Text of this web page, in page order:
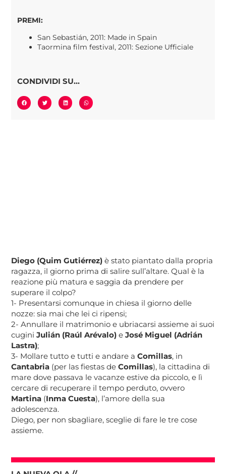
PREMI:
San Sebastián, 2011: Made in Spain
Taormina film festival, 2011: Sezione Ufficiale
CONDIVIDI SU...
Diego (Quim Gutiérrez) è stato piantato dalla propria
ragazza, il giorno prima di salire sull’altare. Qual è la
reazione più matura e saggia da prendere per
superare il colpo?
1- Presentarsi comunque in chiesa il giorno delle
nozze: sia mai che lei ci ripensi;
2- Annullare il matrimonio e ubriacarsi assieme ai suoi
cuginiJulián (Raúl Arévalo) eJosé Miguel (Adrián
Lastra);
3- Mollare tutto e tutti e andare aComillas, in
Cantabria (per las fiestas deComillas), la cittadina di
mare dove passava le vacanze estive da piccolo, e lì
cercare di recuperare il tempo perduto, ovvero
Martina (Inma Cuesta), l’amore della sua
adolescenza.
Diego, per non sbagliare, sceglie di fare le tre cose
assieme.